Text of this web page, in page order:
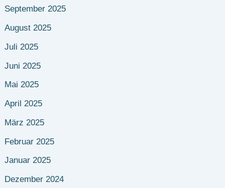
September 2025
August 2025
Juli 2025
Juni 2025
Mai 2025
April 2025
März 2025
Februar 2025
Januar 2025
Dezember 2024